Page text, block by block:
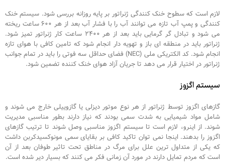
لازم است که سطوح خنک کنندگی ژنراتور بر پایه روزانه بررسی شود. سیستم خنک
کنندگی و پمپ آب تازه می توانند آب را با فشار آب بعد از هر ۶۰۰ ساعت ریخته
می شود و تبادل گر گرمایی باید بعد از هر ۲۴۰۰ ساعت کار ژنراتور تمیز شود.
ژنراتور باید در منطقه ای باز و تهویه دار انجام شود که تامین کافی با هوای تازه
انجام شود. کد الکتریکی ملی (NEC) فضای حداقل سه فوتی را باید در تمام جوانب
ژنراتور در اختیار قرار می دهد تا جریان آزاد هوای خنک کننده تضمین شود.
سیستم اگزوز
گازهای اگزوز توسط ژنراتور از هر نوع موتور دیزلی یا گازوییلی خارج می شوند و
شامل مواد شیمیایی به شدت سمی بودند که نیاز دارند بطور مناسبی مدیریت
شوند. از اینرو، لازم است تا سیستم اگزوز مناسبی وصل شوند تا ترتیب گازهای
اگزوز را بدهند. اینجا نمی توان تاکید کافی بر بقایای سمی مونوکسیدکربن داشت
که یکی از متداول ترین علل برای مرگ در مناطق تحت تاثیر طوفان بعد از آن
است که مردم تمایل دارند در مورد آن زمانی فکر می کنند که بسیار دیر شده است.